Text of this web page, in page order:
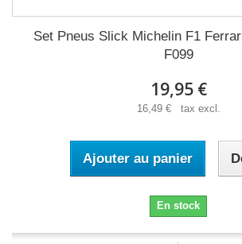
Set Pneus Slick Michelin F1
F099
19,95 €
16,49 € tax excl.
Ajouter au panier
En stock